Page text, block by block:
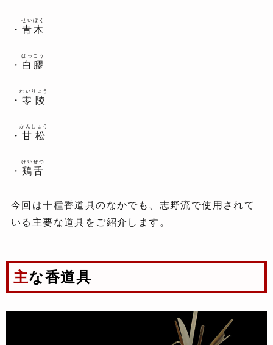
・ 青木
せいぼく
・ 白膠
はっこう
・ 零陵
れいりょう
・ 甘松
かんしょう
・ 鶏舌
けいぜつ
今回は十種香道具のなかでも、志野流で使用されて
いる主要な道具をご紹介します。
主な香道具